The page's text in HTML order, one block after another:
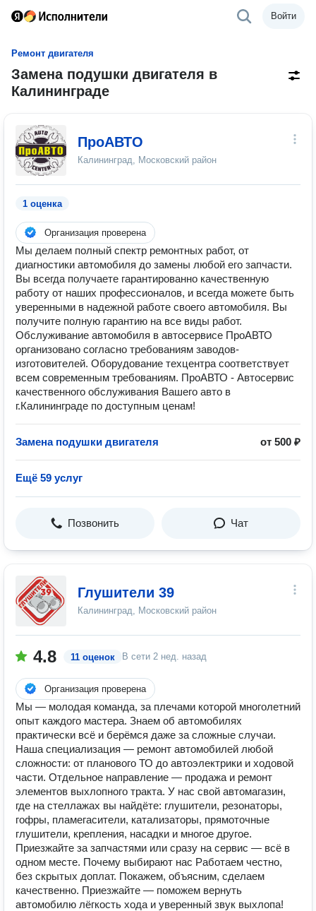
Войти
Ремонт двигателя
Замена подушки двигателя в
Калининграде
ПроАВТО
Калининград, Московский район
1 оценка
Организация проверена
Мы делаем полный спектр ремонтных работ, от
диагностики автомобиля до замены любой его запчасти.
Вы всегда получаете гарантированно качественную
работу от наших профессионалов, и всегда можете быть
уверенными в надежной работе своего автомобиля. Вы
получите полную гарантию на все виды работ.
Обслуживание автомобиля в автосерв исе ПроАВТО
организовано согласно требованиям заводов-
изготовителей. Оборудование техцентра соответствует
всем современным требованиям. ПроАВТО - Автосервис
качественного обслуживания Вашего авто в
г.Калининграде по доступным ценам!
Замена подушки двигателя от 500 ₽
Ещё 59 услуг
Позвонить Чат
Глушители 39
Калининград, Московский район
4.8 11 оценок В сети 2 нед. назад
Организация проверена
Мы — молодая команда, за плечами которой многолетний
опыт каждого мастера. Знаем об автомобилях
практически всё и берёмся даже за сложные случаи.
Наша специализация — ремонт автомобилей любой
сложности: от планового ТО до автоэлектрики и ходовой
части. Отдельное направление — продажа и ремонт
элементов выхлопного тракта. У нас свой автомагазин,
где на стеллажах вы найдёте: глушители, резонаторы,
гофры, пламегасители, катализаторы, прямоточные
глушители, крепления, насадки и многое другое.
Приезжайте за запчастями или сразу на сервис — всё в
одном месте. Почему выбирают нас Работаем честно,
без скрытых доплат. Покажем, объясним, сделаем
качественно. Приезжайте — поможем вернуть
автомобилю лёгкость хода и уверенный звук выхлопа!